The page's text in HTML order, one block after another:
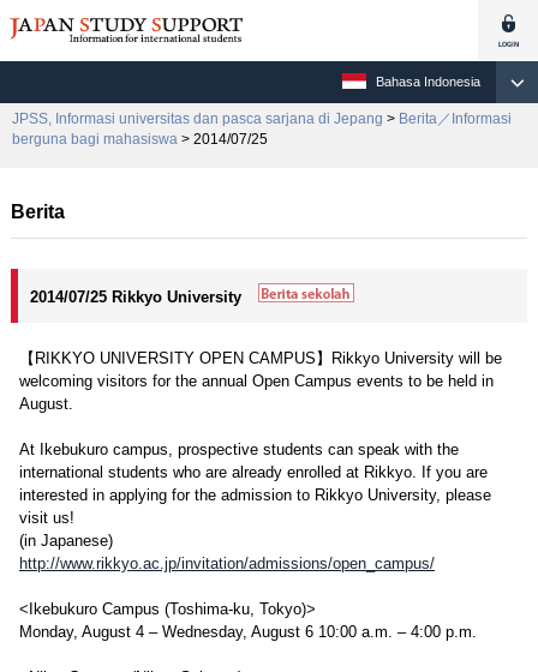
Bahasa Indonesia
JPSS, Informasi universitas dan pasca sarjana di Jepang > Berita／Informasi
berguna bagi mahasiswa > 2014/07/25
Berita
2014/07/25 Rikkyo University
【RIKKYO UNIVERSITY OPEN CAMPUS】Rikkyo University will be
welcoming visitors for the annual Open Campus events to be held in
August.
At Ikebukuro campus, prospective students can speak with the
international students who are already enrolled at Rikkyo. If you are
interested in applying for the admission to Rikkyo University, please
visit us!
(in Japanese)
http://www.rikkyo.ac.jp/invitation/admissions/open_campus/
<Ikebukuro Campus (Toshima-ku, Tokyo)>
Monday, August 4 – Wednesday, August 6 10:00 a.m. – 4:00 p.m.